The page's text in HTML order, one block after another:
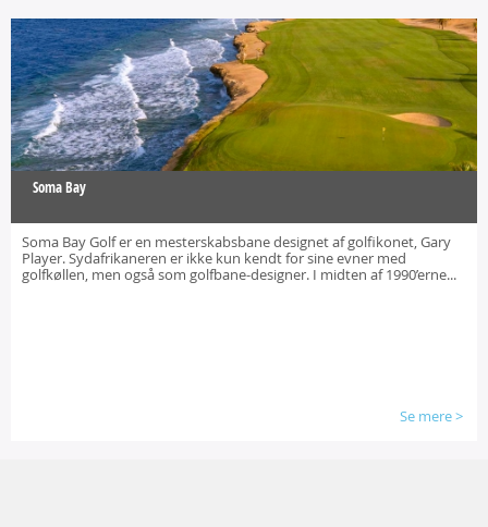
Soma Bay
Soma Bay Golf er en mesterskabsbane designet af golfikonet, Gary
Player. Sydafrikaneren er ikke kun kendt for sine evner med
golfkøllen, men også som golfbane-designer. I midten af 1990’erne...
Se mere>